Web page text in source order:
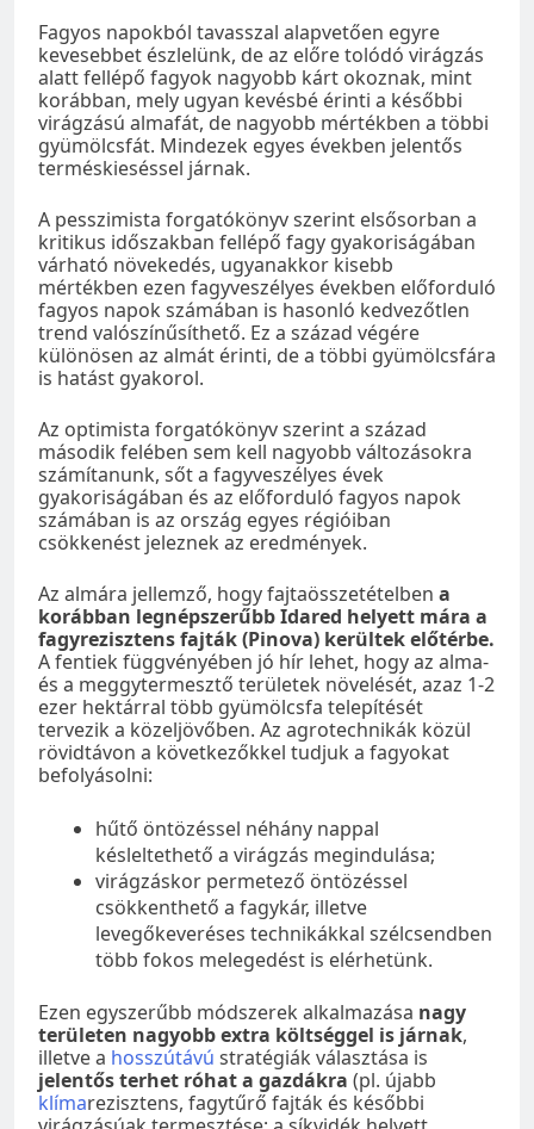
Fagyos napokból tavasszal alapvetően egyre
kevesebbet észlelünk, de az előre tolódó virágzás
alatt fellépő fagyok nagyobb kárt okoznak, mint
korábban, mely ugyan kevésbé érinti a későbbi
virágzású almafát, de nagyobb mértékben a többi
gyümölcsfát. Mindezek egyes években jelentős
terméskieséssel járnak.
A pesszimista forgatókönyv szerint elsősorban a
kritikus időszakban fellépő fagy gyakoriságában
várható növekedés, ugyanakkor kisebb
mértékben ezen fagyveszélyes években előforduló
fagyos napok számában is hasonló kedvezőtlen
trend valószínűsíthető. Ez a század végére
különösen az almát érinti, de a többi gyümölcsfára
is hatást gyakorol.
Az optimista forgatókönyv szerint a század
második felében sem kell nagyobb változásokra
számítanunk, sőt a fagyveszélyes évek
gyakoriságában és az előforduló fagyos napok
számában is az ország egyes régióiban
csökkenést jeleznek az eredmények.
Az almára jellemző, hogy fajtaösszetételben a
korábban legnépszerűbb Idared helyett mára a
fagyrezisztens fajták (Pinova) kerültek előtérbe.
A fentiek függvényében jó hír lehet, hogy az alma-
és a meggytermesztő területek növelését, azaz 1-2
ezer hektárral több gyümölcsfa telepítését
tervezik a közeljövőben. Az agrotechnikák közül
rövidtávon a következőkkel tudjuk a fagyokat
befolyásolni:
hűtő öntözéssel néhány nappal
késleltethető a virágzás megindulása;
virágzáskor permetező öntözéssel
csökkenthető a fagykár, illetve
levegőkeveréses technikákkal szélcsendben
több fokos melegedést is elérhetünk.
Ezen egyszerűbb módszerek alkalmazása nagy
területen nagyobb extra költséggel is járnak,
illetve a hosszútávú stratégiák választása is
jelentős terhet róhat a gazdákra (pl. újabb
klímarezisztens, fagytűrő fajták és későbbi